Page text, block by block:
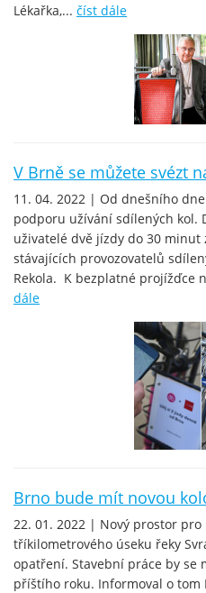
Lékařka,... číst dále
V Brně se můžete svézt
11. 04. 2022 | Od dnešního
podporu užívání sdílených kol.
uživatelé dvě jízdy do 30 minut
stávajících provozovatelů
Rekola. K bezplatné projížďce
dále
Brno bude mít novou
22. 01. 2022 | Nový prostor
tříkilometrového úseku řeky
opatření. Stavební práce by se
příštího roku. Informoval o tom